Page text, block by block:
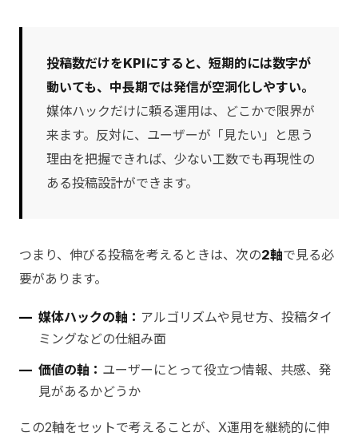
投稿数だけをKPIにすると、短期的には数字が
動いても、中長期では発信が空洞化しやすい。
媒体ハックだけに頼る運用は、どこかで限界が
来ます。反対に、ユーザーが「見たい」と思う
理由を把握できれば、少ない工数でも再現性の
ある投稿設計ができます。
つまり、伸びる投稿を考えるときは、次の2軸で見る必
要があります。
媒体ハックの軸： アルゴリズムや見せ方、投稿タイ
ミングなどの仕組み面
価値の軸： ユーザーにとって役立つ情報、共感、発
見があるかどうか
この2軸をセットで考えることが、X運用を継続的に伸